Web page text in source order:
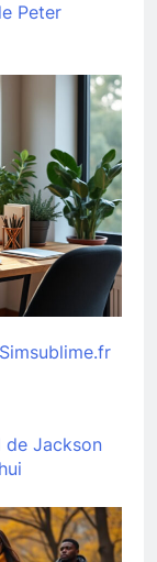
Peter
de Jackson